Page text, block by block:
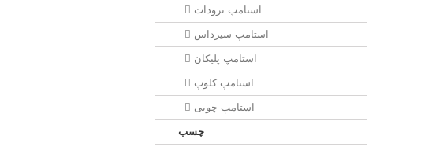
استامپ ترودات
استامپ سيرداس
استامپ پلیکان
استامپ کلوپ
استامپ چوبی
چسب